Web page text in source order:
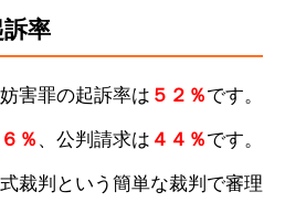
率
害罪の起訴率は ５２％です。
％ 、公判請求は ４４％です。
裁判という簡単な裁判で審理